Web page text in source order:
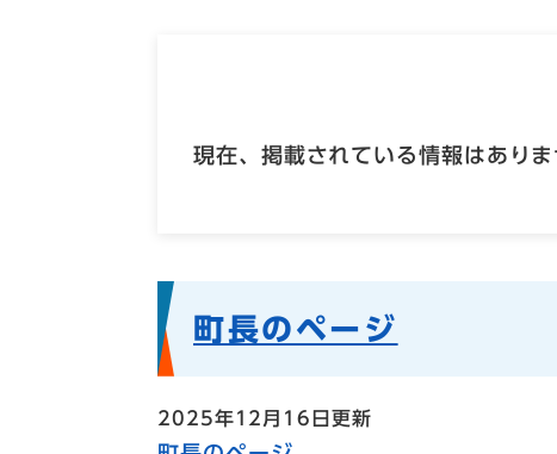
現在、掲載されている情報はありま
町長のページ
2025年12月16日更新